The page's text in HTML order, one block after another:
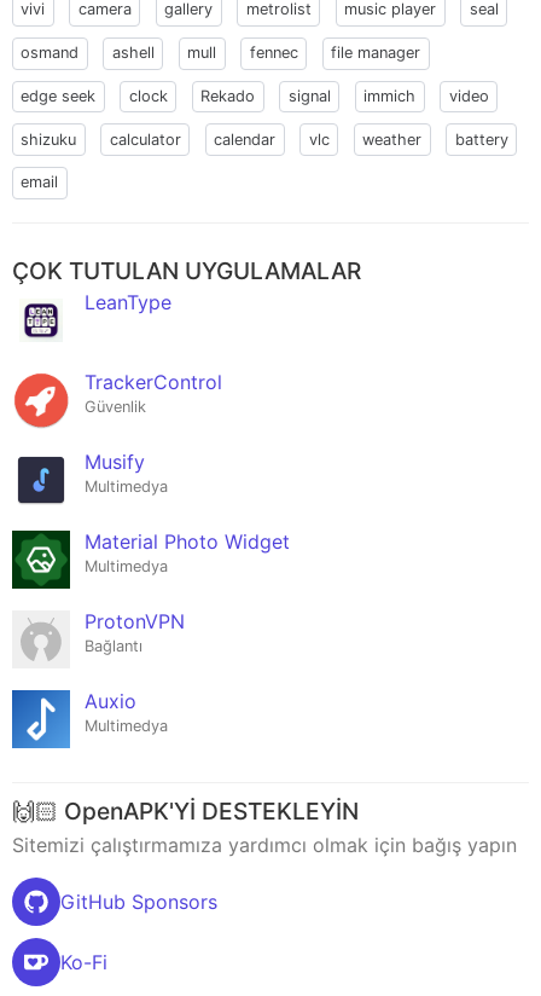
vivi camera gallery metrolist music player seal
osmand ashell mull fennec file manager
edge seek clock Rekado signal immich video
shizuku calculator calendar vlc weather battery
email
ÇOK TUTULAN UYGULAMALAR
LeanType
TrackerControl
Güvenlik
Musify
Multimedya
Material Photo Widget
Multimedya
ProtonVPN
Bağlantı
Auxio
Multimedya
🙌🏻 OpenAPK'Yİ DESTEKLEYİN
Sitemizi çalıştırmamıza yardımcı olmak için bağış yapın
GitHub Sponsors
Ko-Fi